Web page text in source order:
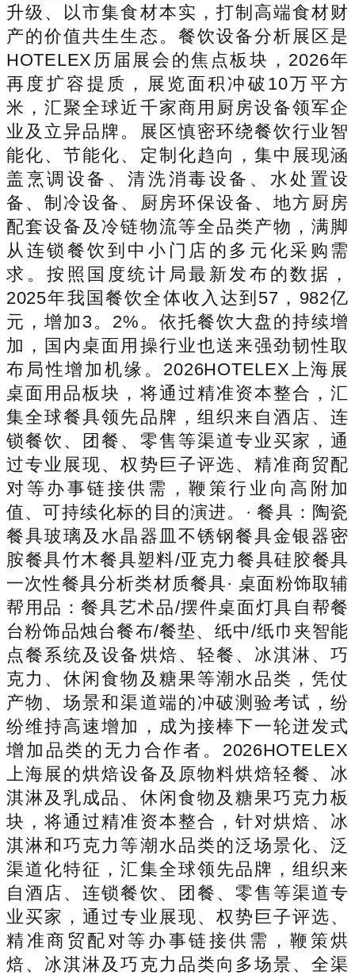
升级、以市集食材本实，打制高端食材财
产的价值共生生态。餐饮设备分析展区是
HOTELEX历届展会的焦点板块，2026年
再度扩容提质，展览面积冲破10万平方
米，汇聚全球近千家商用厨房设备领军企
业及立异品牌。展区慎密环绕餐饮行业智
能化、节能化、定制化趋向，集中展现涵
盖烹调设备、清洗消毒设备、水处置设
备、制冷设备、厨房环保设备、地方厨房
配套设备及冷链物流等全品类产物，满脚
从连锁餐饮到中小门店的多元化采购需
求。按照国度统计局最新发布的数据，
2025年我国餐饮全体收入达到57，982亿
元，增加3。2%。依托餐饮大盘的持续增
加，国内桌面用操行业也送来强劲韧性取
布局性增加机缘。2026HOTELEX上海展
桌面用品板块，将通过精准资本整合，汇
集全球餐具领先品牌，组织来自酒店、连
锁餐饮、团餐、零售等渠道专业买家，通
过专业展现、权势巨子评选、精准商贸配
对等办事链接供需，鞭策行业向高附加
值、可持续化标的目的演进。· 餐具：陶瓷
餐具玻璃及水晶器皿不锈钢餐具金银器密
胺餐具竹木餐具塑料/亚克力餐具硅胶餐具
一次性餐具分析类材质餐具· 桌面粉饰取辅
帮用品：餐具艺术品/摆件桌面灯具自帮餐
台粉饰品烛台餐布/餐垫、纸中/纸巾夹智能
点餐系统及设备烘焙、轻餐、冰淇淋、巧
克力、休闲食物及糖果等潮水品类，凭仗
产物、场景和渠道端的冲破测验考试，纷
纷维持高速增加，成为接棒下一轮迸发式
增加品类的无力合作者。2026HOTELEX
上海展的烘焙设备及原物料烘焙轻餐、冰
淇淋及乳成品、休闲食物及糖果巧克力板
块，将通过精准资本整合，针对烘焙、冰
淇淋和巧克力等潮水品类的泛场景化、泛
渠道化特征，汇集全球领先品牌，组织来
自酒店、连锁餐饮、团餐、零售等渠道专
业买家，通过专业展现、权势巨子评选、
精准商贸配对等办事链接供需，鞭策烘
焙、冰淇淋及巧克力品类向多场景、全渠